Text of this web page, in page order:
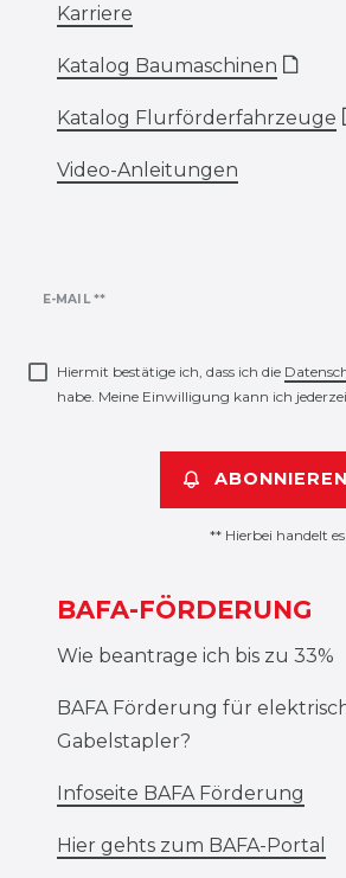
Karriere
Katalog Baumaschinen 🗋
Katalog Flurförderfahrzeuge
Video-Anleitungen
E-MAIL **
Newsletter
Hiermit bestätige ich, dass ich die
habe. Meine Einwilligung kann ich
ABONNIEREN
** Hierbei handelt
BAFA-FÖRDERUNG
Wie beantrage ich bis zu 33%
BAFA Förderung für
Gabelstapler?
Infoseite BAFA Förderung
Hier gehts zum BAFA-Portal